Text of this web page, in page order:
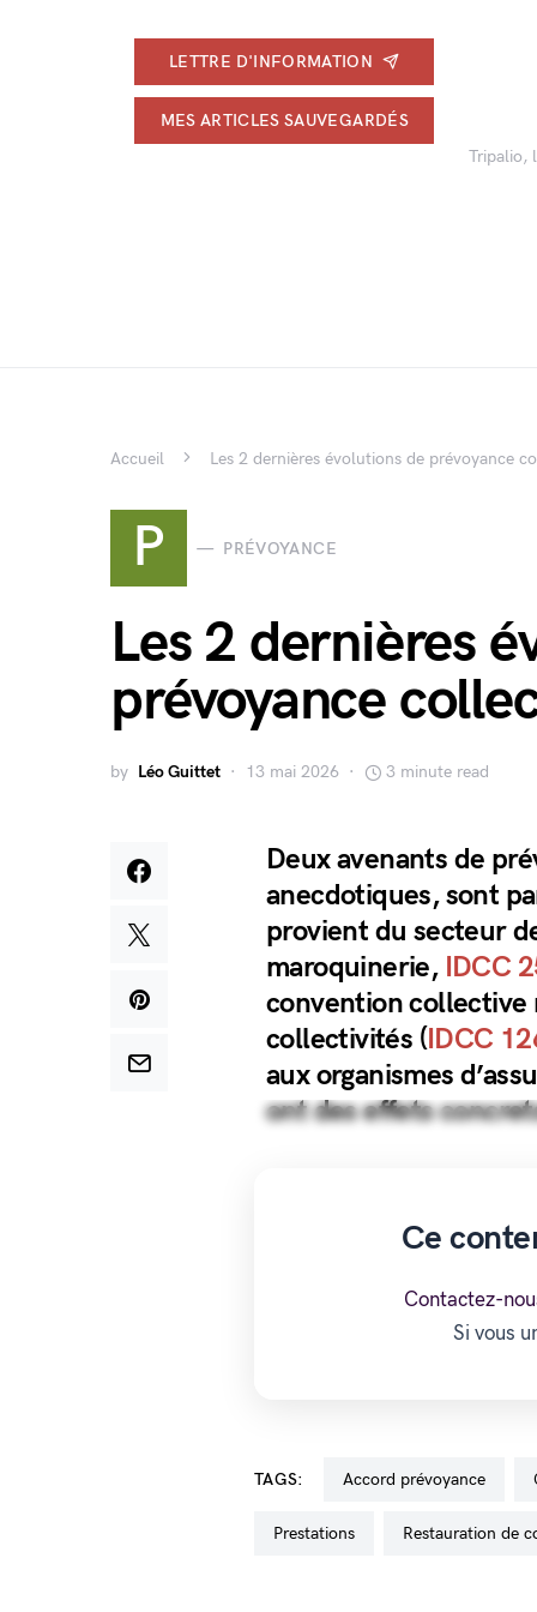
LETTRE D'INFORMATION
MES ARTICLES SAUVEGARDÉS
Tripalio,
Accueil Les 2 dernières évolutions de prévoyance
P PRÉVOYANCE
Les 2 dernières
prévoyance
by Léo Guittet 13 mai 2026 3 minute read
Deux avenants de
anecdotiques, sont
provient du secteur
maroquinerie, IDCC
convention collective
collectivités (IDCC
aux organismes
ont des effets
Ce
Contactez-
Si vous
TAGS: accord prévoyance
prestations restauration de